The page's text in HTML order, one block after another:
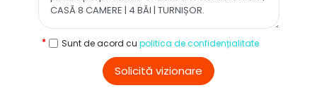
Sunt de acord cu politica de confidențialitate
Solicită vizionare